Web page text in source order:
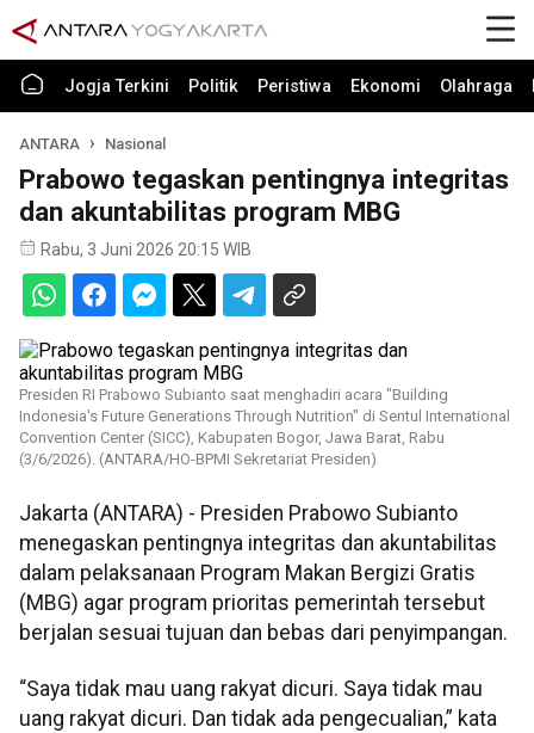
Jogja Terkini Politik Peristiwa Ekonomi Olahraga
ANTARA Nasional
Prabowo tegaskan pentingnya integritas
dan akuntabilitas program MBG
Rabu, 3 Juni 2026 20:15 WIB
Presiden RI Prabowo Subianto saat menghadiri acara "Building
Indonesia's Future Generations Through Nutrition" di Sentul International
Convention Center (SICC), Kabupaten Bogor, Jawa Barat, Rabu
(3/6/2026). (ANTARA/HO-BPMI Sekretariat Presiden)
Jakarta (ANTARA) - Presiden Prabowo Subianto
menegaskan pentingnya integritas dan akuntabilitas
dalam pelaksanaan Program Makan Bergizi Gratis
(MBG) agar program prioritas pemerintah tersebut
berjalan sesuai tujuan dan bebas dari penyimpangan.
“Saya tidak mau uang rakyat dicuri. Saya tidak mau
uang rakyat dicuri. Dan tidak ada pengecualian,” kata